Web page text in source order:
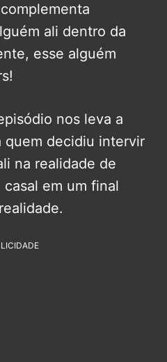
ali dentro da
esse alguém
nos leva a
quem decidiu intervir
na realidade de
em um final